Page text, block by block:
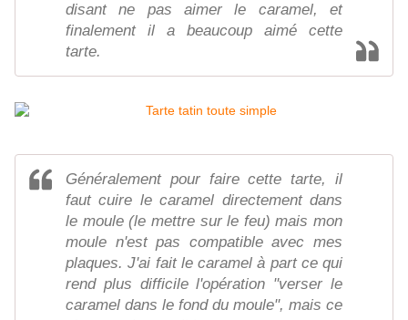
disant ne pas aimer le caramel, et
finalement il a beaucoup aimé cette
tarte.
Généralement pour faire cette tarte, il
faut cuire le caramel directement dans
le moule (le mettre sur le feu) mais mon
moule n'est pas compatible avec mes
plaques. J'ai fait le caramel à part ce qui
rend plus difficile l'opération "verser le
caramel dans le fond du moule", mais ce